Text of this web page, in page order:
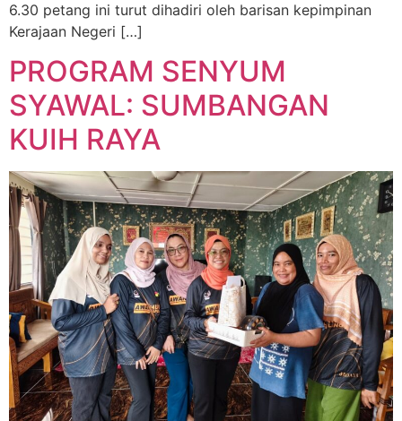
6.30 petang ini turut dihadiri oleh barisan kepimpinan
Kerajaan Negeri […]
PROGRAM SENYUM
SYAWAL: SUMBANGAN
KUIH RAYA